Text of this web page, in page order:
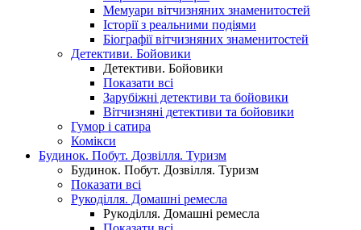
Мемуари вітчизняних знаменитостей
Історії з реальними подіями
Біографії вітчизняних знаменитостей
Детективи. Бойовики
Детективи. Бойовики
Показати всі
Зарубіжні детективи та бойовики
Вітчизняні детективи та бойовики
Гумор і сатира
Комікси
Будинок. Побут. Дозвілля. Туризм
Будинок. Побут. Дозвілля. Туризм
Показати всі
Рукоділля. Домашні ремесла
Рукоділля. Домашні ремесла